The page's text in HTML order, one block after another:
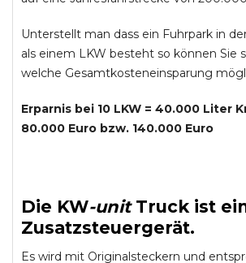
Unterstellt man dass ein Fuhrpark in
als einem LKW besteht so können Sie
welche Gesamtkosteneinsparung
Erparnis bei 10 LKW = 40.000 Liter
80.000 Euro bzw. 140.000 Euro
Die KW-unit Truckist
Zusatzsteuergerät.
Es wird mit Originalsteckern und